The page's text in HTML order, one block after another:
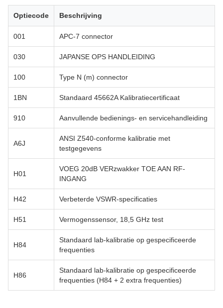
Optiecode Beschrijving
001 APC-7 connector
030 JAPANSE OPS HANDLEIDING
100 Type N (m) connector
1BN Standaard 45662A Kalibratiecertificaat
910 Aanvullende bedienings- en servicehandleiding
A6J
ANSI Z540-conforme kalibratie met
testgegevens
H01
VOEG 20dB VERzwakker TOE AAN RF-
INGANG
H42 Verbeterde VSWR-specificaties
H51 Vermogenssensor, 18,5 GHz test
H84
Standaard lab-kalibratie op gespecificeerde
frequenties
H86
Standaard lab-kalibratie op gespecificeerde
frequenties (H84 + 2 extra frequenties)